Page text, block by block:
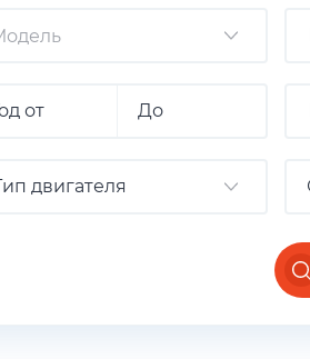
двигателя